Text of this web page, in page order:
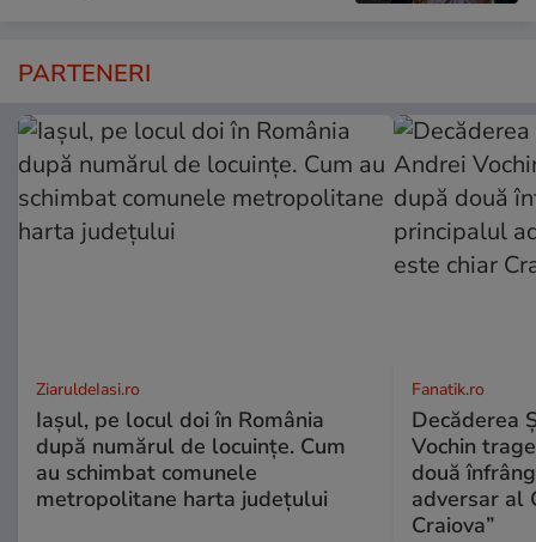
PARTENERI
ZiaruldeIasi.ro
Iașul, pe locul doi în România
după numărul de locuințe. Cum
au schimbat comunele
metropolitane harta județului
Fanatik.ro
Decăderea
Vochin
două
adversar al
Craiova”